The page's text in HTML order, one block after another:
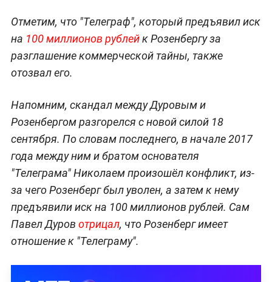
Отметим, что "Телеграф", который предъявил иск
на 100 миллионов рублейк Розенбергу за
разглашение коммерческой тайны, также
отозвал его.
Напомним, скандал между Дуровым и
Розенбергом разгорелся с новой силой 18
сентября. По словам последнего, в начале 2017
года между ним и братом основателя
"Телеграма" Николаем произошёл конфликт, из-
за чего Розенберг был уволен, а затем к нему
предъявили иск на 100 миллионов рублей. Сам
Павел Дуров отрицал, что Розенберг имеет
отношение к "Телеграму".